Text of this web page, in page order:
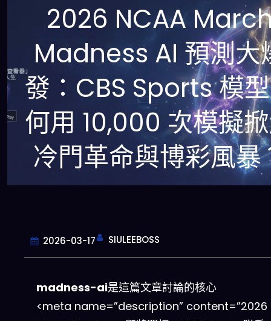
2026 NCAA
Madness AI 預測大
發：CBS Sports 模
何用 10,000 次模擬
冷門革命與博彩風暴
2026-03-17 SIULEEBOSS
madness-ai是這篇文章討論的核心
<meta name=”description” content=”2026